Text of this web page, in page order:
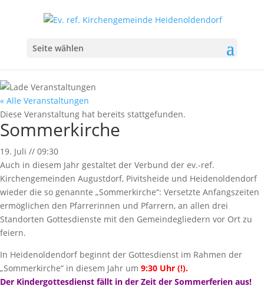
Seite wählen
« Alle Veranstaltungen
Diese Veranstaltung hat bereits stattgefunden.
Sommerkirche
19. Juli // 09:30
Auch in diesem Jahr gestaltet der Verbund der ev.-ref.
Kirchengemeinden Augustdorf, Pivitsheide und Heidenoldendorf
wieder die so genannte „Sommerkirche“: Versetzte Anfangszeiten
ermöglichen den Pfarrerinnen und Pfarrern, an allen drei
Standorten Gottesdienste mit den Gemeindegliedern vor Ort zu
feiern.
In Heidenoldendorf beginnt der Gottesdienst im Rahmen der
„Sommerkirche“ in diesem Jahr um 9:30 Uhr (!).
Der Kindergottesdienst fällt in der Zeit der Sommerferien aus!